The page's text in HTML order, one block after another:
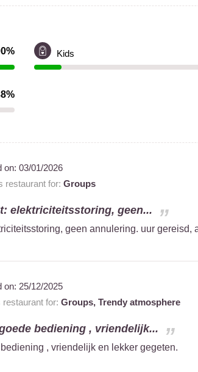
Kids
on: 03/01/2026
restaurant for: Groups
elektriciteitsstoring, geen...
geen annulering. uur gereisd,
on: 25/12/2025
for: Groups, Trendy atmosphere
bediening , vriendelijk...
, vriendelijk en lekker gegeten.